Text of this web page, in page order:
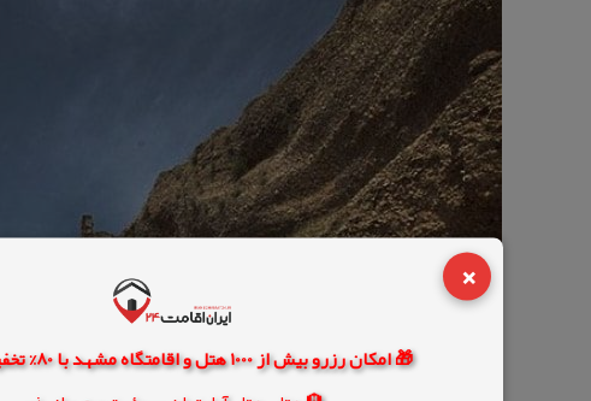
×
🎁 امکان رزرو بیش از 1000 هتل و اقامتگاه مشهد با 80% تخفیف واقعی